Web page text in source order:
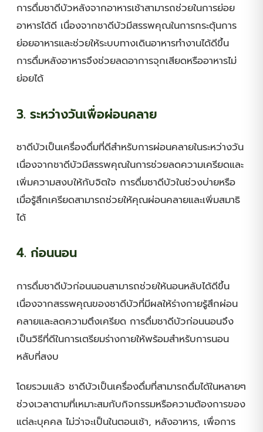
การดื่มชาดีบัวหลังจากอาหารเช้าสามารถช่วยในการย่อย
อาหารได้ดี เนื่องจากชาดีบัวมีสรรพคุณในการกระตุ้นการ
ย่อยอาหารและช่วยให้ระบบทางเดินอาหารทำงานได้ดีขึ้น
การดื่มหลังอาหารจึงช่วยลดอาการจุกเสียดหรืออาหารไม่
ย่อยได้
3. ระหว่างวันเพื่อผ่อนคลาย
ชาดีบัวเป็นเครื่องดื่มที่ดีสำหรับการผ่อนคลายในระหว่างวัน
เนื่องจากชาดีบัวมีสรรพคุณในการช่วยลดความเครียดและ
เพิ่มความสงบให้กับจิตใจ การดื่มชาดีบัวในช่วงบ่ายหรือ
เมื่อรู้สึกเครียดสามารถช่วยให้คุณผ่อนคลายและเพิ่มสมาธิ
ได้
4. ก่อนนอน
การดื่มชาดีบัวก่อนนอนสามารถช่วยให้นอนหลับได้ดีขึ้น
เนื่องจากสรรพคุณของชาดีบัวที่มีผลให้ร่างกายรู้สึกผ่อน
คลายและลดความตึงเครียด การดื่มชาดีบัวก่อนนอนจึง
เป็นวิธีที่ดีในการเตรียมร่างกายให้พร้อมสำหรับการนอน
หลับที่สงบ
โดยรวมแล้ว ชาดีบัวเป็นเครื่องดื่มที่สามารถดื่มได้ในหลายๆ
ช่วงเวลาตามที่เหมาะสมกับกิจกรรมหรือความต้องการของ
แต่ละบุคคล ไม่ว่าจะเป็นในตอนเช้า, หลังอาหาร, เพื่อการ